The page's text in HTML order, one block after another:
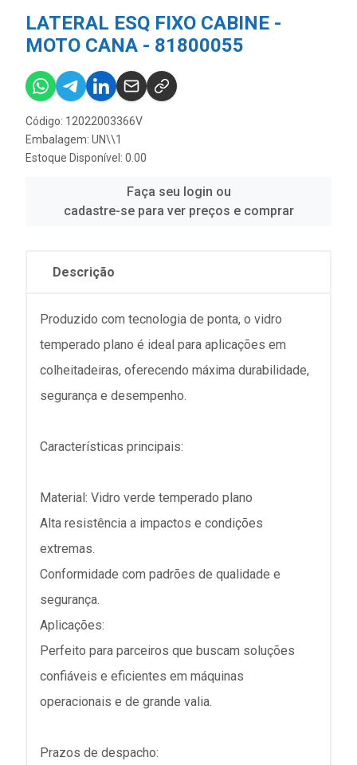
LATERAL ESQ FIXO CABINE -
MOTO CANA - 81800055
Código: 12022003366V
Embalagem: UN\\1
Estoque Disponível: 0.00
Faça seu login ou
cadastre-se para ver preços e comprar
Descrição
Produzido com tecnologia de ponta, o vidro
temperado plano é ideal para aplicações em
colheitadeiras, oferecendo máxima durabilidade,
segurança e desempenho.
Características principais:
Material: Vidro verde temperado plano
Alta resistência a impactos e condições
extremas.
Conformidade com padrões de qualidade e
segurança.
Aplicações:
Perfeito para parceiros que buscam soluções
confiáveis e eficientes em máquinas
operacionais e de grande valia.
Prazos de despacho: